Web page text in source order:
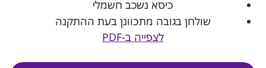
כיסא נשכב חשמלי
שולחן בגובה מתכוונן בעת ההתקנה
לצפייה ב-PDF